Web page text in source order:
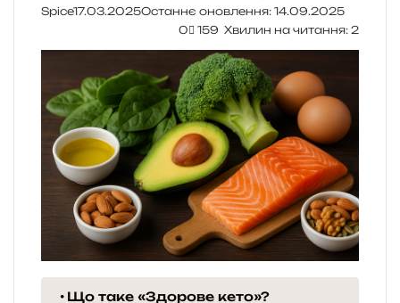
Spice17.03.2025Останнє оновлення: 14.09.2025
0
159 Хвилин на читання: 2
Що таке «Здорове кето»?